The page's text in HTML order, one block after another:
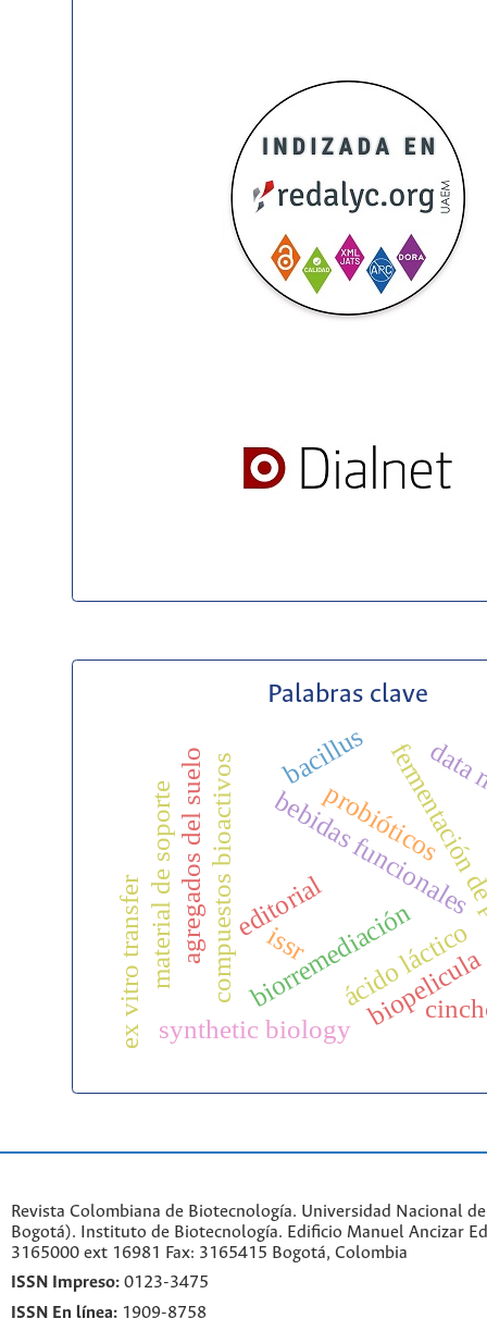
Palabras clave
editorial
bebidas funcionales
compuestos bioactivos ácido láctico
probióticos
synthetic biology
bacillus
biorremediación
agregados del suelo
biopelicula
material de soporte issr
ex vitro transfer
Revista Colombiana de Biotecnología. Universidad Nacional
Bogotá). Instituto de Biotecnología. Edificio Manuel Ancizar
3165000 ext 16981 Fax: 3165415 Bogotá, Colombia
ISSN Impreso: 0123-3475
ISSN En línea: 1909-8758